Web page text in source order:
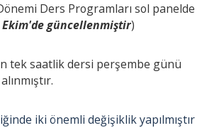
Ders Programları sol panelde
Ekim'de güncellenmiştir)
tek saatlik dersi perşembe günü
iki önemli değişiklik yapılmıştır